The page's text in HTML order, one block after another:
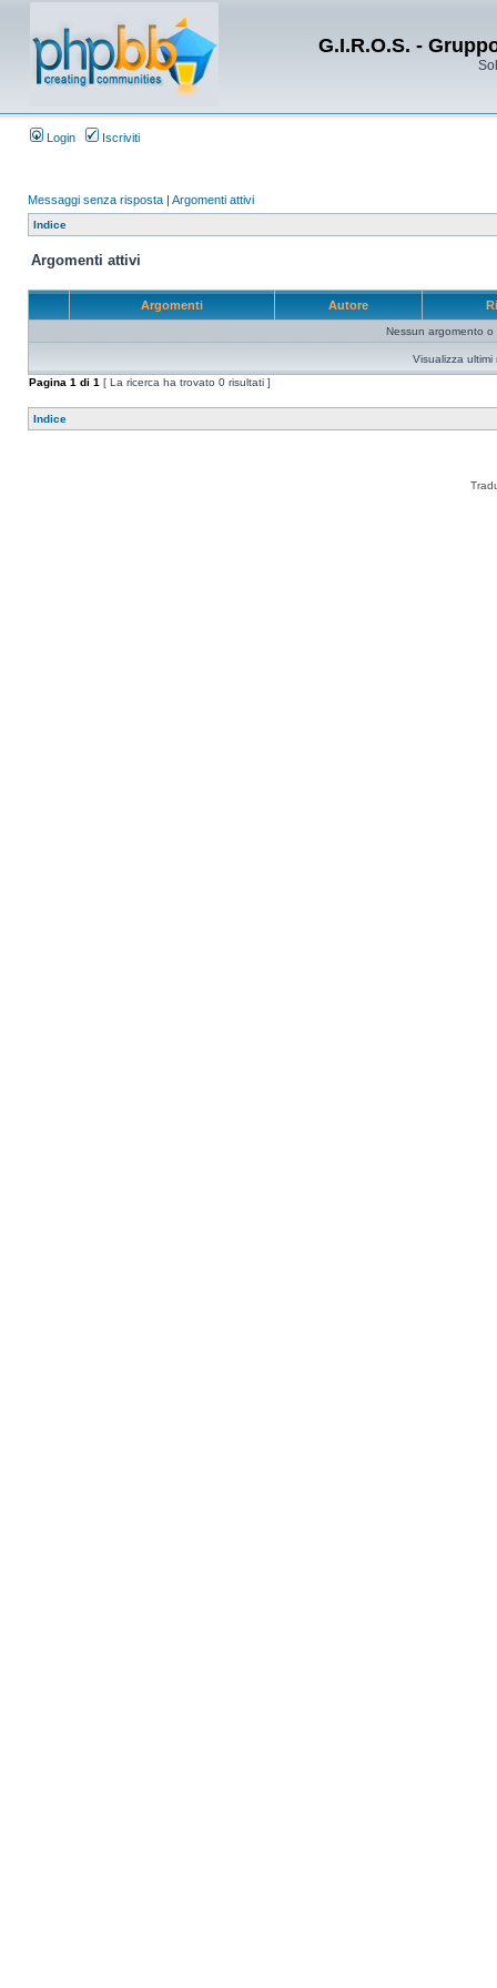
G.I.R.O.S. -
Login Iscriviti
Messaggi senza risposta | Argomenti attivi
Indice
Argomenti attivi
Argomenti Autore
Nessun argomento o
Visualizza ultimi
Pagina 1 di 1 [ La ricerca ha trovato 0 risultati ]
Indice